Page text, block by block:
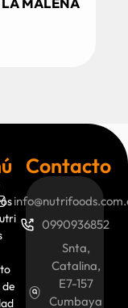
de
Contacto
0990936852
Snta,
Catalina,
E7-157
Cumbaya